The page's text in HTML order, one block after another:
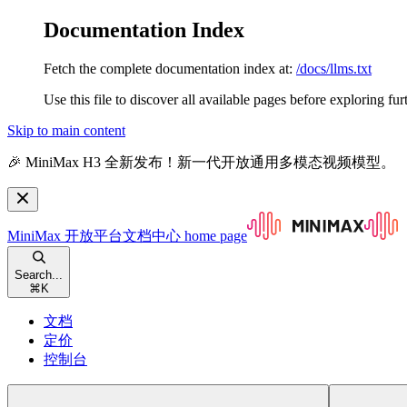
Documentation Index
Fetch the complete documentation index at: /docs/llms.txt
Use this file to discover all available pages before exploring
Skip to main content
🎉 MiniMax H3 全新发布！新一代开放通用多模态视频模型。
MiniMax 开放平台文档中心 home page
Search...
⌘ K
文档
定价
控制台